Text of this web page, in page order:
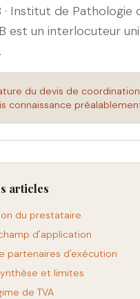
Institut de Pathologie
est un interlocuteur
du devis de
connaissance
articles
du prestataire
d'application
partenaires d'exécution
et limites
de TVA